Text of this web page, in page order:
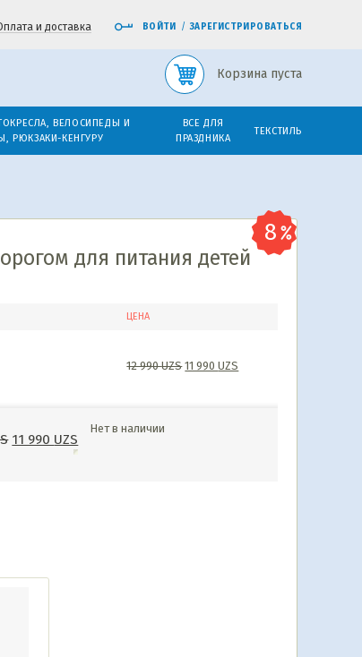
и доставка ВОЙТИ / ЗАРЕГИСТРИРОВАТЬСЯ
Корзина пуста
ВЕЛОСИПЕДЫ И
РЮКЗАКИ-КЕНГУРУ
ВСЕ ДЛЯ
ПРАЗДНИКА
ТЕКСТИЛЬ
для питания детей
ЦЕНА
12 990UZS 11 990UZS
11 990 UZS
Нет в наличии